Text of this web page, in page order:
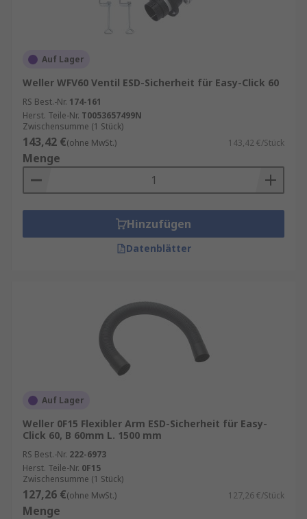
Auf Lager
Weller WFV60 Ventil ESD-Sicherheit für Easy-Click 60
RS Best.-Nr. 174-161
Herst. Teile-Nr. T0053657499N
Zwischensumme (1 Stück)
143,42 €(ohne MwSt.) 143,42 €/Stück
Menge
Hinzufügen
Datenblätter
Auf Lager
Weller 0F15 Flexibler Arm ESD-Sicherheit für Easy-
Click 60, B 60mm L. 1500 mm
RS Best.-Nr. 222-6973
Herst. Teile-Nr. 0F15
Zwischensumme (1 Stück)
127,26 €(ohne MwSt.) 127,26 €/Stück
Menge